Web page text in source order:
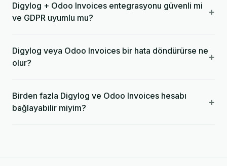
Digylog + Odoo Invoices entegrasyonu güvenli mi
ve GDPR uyumlu mu?
+
Digylog veya Odoo Invoices bir hata döndürürse ne
olur?
+
Birden fazla Digylog ve Odoo Invoices hesabı
bağlayabilir miyim?
+